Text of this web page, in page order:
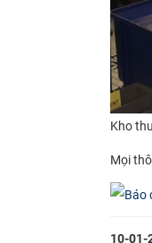
Kho
Mọi
10-01-